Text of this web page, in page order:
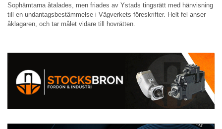
Sophämtarna åtalades, men friades av Ystads tingsrätt med hänvisning
till en undantagsbestämmelse i Vägverkets föreskrifter. Helt fel anser
åklagaren, och tar målet vidare till hovrätten.